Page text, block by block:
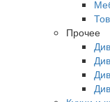
Прочее